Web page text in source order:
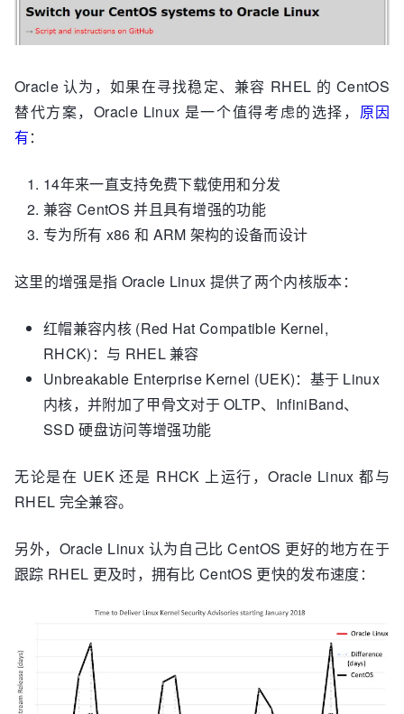
Oracle 认为，如果在寻找稳定、兼容 RHEL 的 CentOS
替代方案，Oracle Linux 是一个值得考虑的选择， 原因
有：
14年来一直支持免费下载使用和分发
兼容 CentOS 并且具有增强的功能
专为所有 x86 和 ARM 架构的设备而设计
这里的增强是指 Oracle Linux 提供了两个内核版本：
红帽兼容内核 (Red Hat Compatible Kernel,
RHCK)：与 RHEL 兼容
Unbreakable Enterprise Kernel (UEK)：基于 Linux
内核，并附加了甲骨文对于 OLTP、InfiniBand、
SSD 硬盘访问等增强功能
无论是在 UEK 还是 RHCK 上运行，Oracle Linux 都与
RHEL 完全兼容。
另外，Oracle Linux 认为自己比 CentOS 更好的地方在于
跟踪 RHEL 更及时，拥有比 CentOS 更快的发布速度：